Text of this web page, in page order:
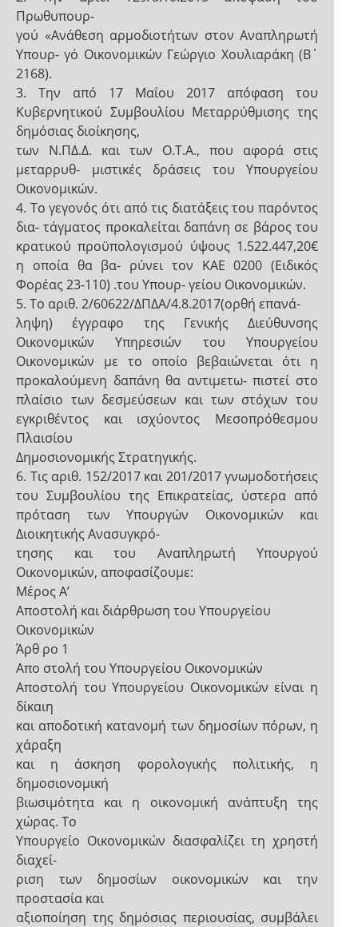
Πρωθυπουρ-
γού «Ανάθεση αρμοδιοτήτων στον Αναπληρωτή
Υπουρ- γό Οικονομικών Γεώργιο Χουλιαράκη (Β΄
2168).
3. Την από 17 Μαΐου 2017 απόφαση του
Κυβερνητικού Συμβουλίου Μεταρρύθμισης της
δημόσιας διοίκησης,
των Ν.ΠΔ.Δ. και των Ο.Τ.Α., που αφορά στις
μεταρρυθ- μιστικές δράσεις του Υπουργείου
Οικονομικών.
4. Το γεγονός ότι από τις διατάξεις του παρόντος
δια- τάγματος προκαλείται δαπάνη σε βάρος του
κρατικού προϋπολογισμού ύψους 1.522.447,20€
η οποία θα βα- ρύνει τον ΚΑΕ 0200 (Ειδικός
Φορέας 23-110) .του Υπουρ- γείου Οικονομικών.
5. Το αριθ. 2/60622/ΔΠΔΑ/4.8.2017(ορθή επανά-
ληψη) έγγραφο της Γενικής Διεύθυνσης
Οικονομικών Υπηρεσιών του Υπουργείου
Οικονομικών με το οποίο βεβαιώνεται ότι η
προκαλούμενη δαπάνη θα αντιμετω- πιστεί στο
πλαίσιο των δεσμεύσεων και των στόχων του
εγκριθέντος και ισχύοντος Μεσοπρόθεσμου
Πλαισίου
Δημοσιονομικής Στρατηγικής.
6. Τις αριθ. 152/2017 και 201/2017 γνωμοδοτήσεις
του Συμβουλίου της Επικρατείας, ύστερα από
πρόταση των Υπουργών Οικονομικών και
Διοικητικής Ανασυγκρό-
τησης και του Αναπληρωτή Υπουργού
Οικονομικών, αποφασίζουμε:
Μέρος Α’
Αποστολή και διάρθρωση του Υπουργείου
Οικονομικών
Άρθ ρο 1
Απο στολή του Υπουργείου Οικονομικών
Αποστολή του Υπουργείου Οικονομικών είναι η
δίκαιη
και αποδοτική κατανομή των δημοσίων πόρων, η
χάραξη
και η άσκηση φορολογικής πολιτικής, η
δημοσιονομική
βιωσιμότητα και η οικονομική ανάπτυξη της
χώρας. Το
Υπουργείο Οικονομικών διασφαλίζει τη χρηστή
διαχεί-
ριση των δημοσίων οικονομικών και την
προστασία και
αξιοποίηση της δημόσιας περιουσίας, συμβάλει